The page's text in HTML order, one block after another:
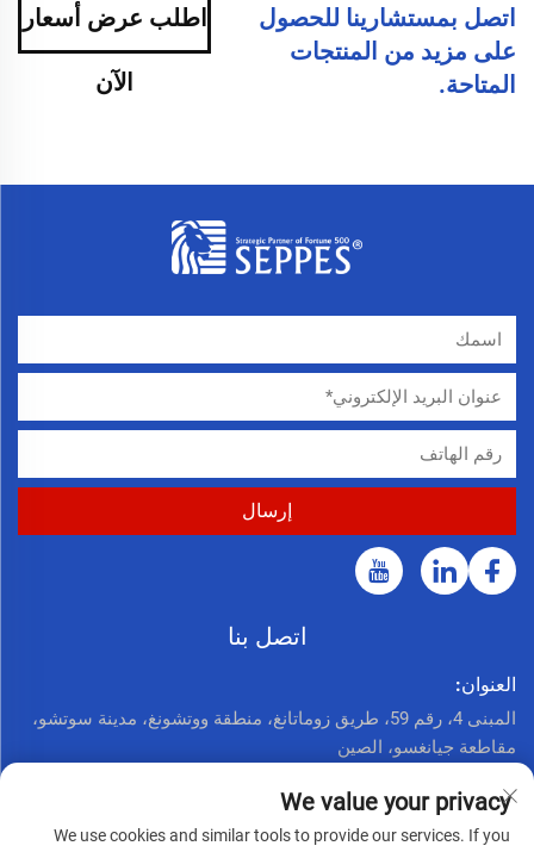
اتصل بمستشارينا للحصول
على مزيد من المنتجات
المتاحة.
اطلب عرض أسعار
الآن
اتصل بنا
العنوان:
المبنى 4، رقم 59، طريق زوماتانغ، منطقة ووتشونغ، مدينة سوتشو،
مقاطعة جيانغسو، الصين
اتصل الآن:
+86 17761926625
We value your privacy
We use cookies and similar tools to provide our services. If you